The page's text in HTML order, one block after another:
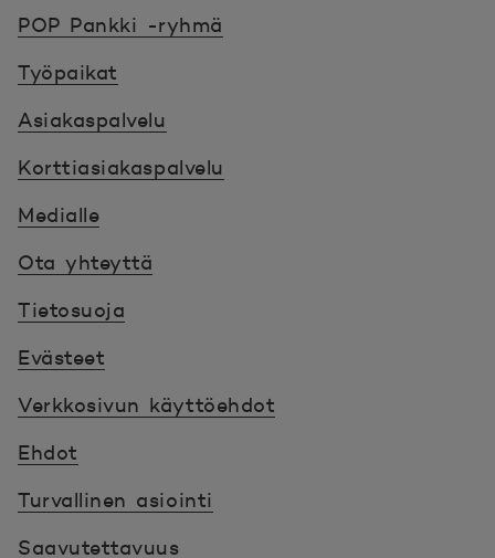
POP Pankki -ryhmä
Työpaikat
Asiakaspalvelu
Korttiasiakaspalvelu
Medialle
Ota yhteyttä
Tietosuoja
Evästeet
Verkkosivun käyttöehdot
Ehdot
Turvallinen asiointi
Saavutettavuus